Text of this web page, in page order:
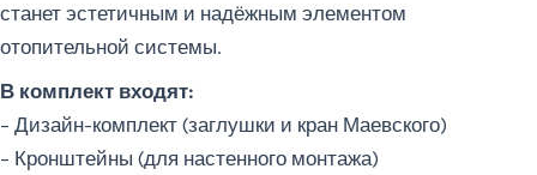
станет эстетичным и надёжным элементом
отопительной системы.
В комплект входят:
– Дизайн-комплект (заглушки и кран Маевского)
– Кронштейны (для настенного монтажа)